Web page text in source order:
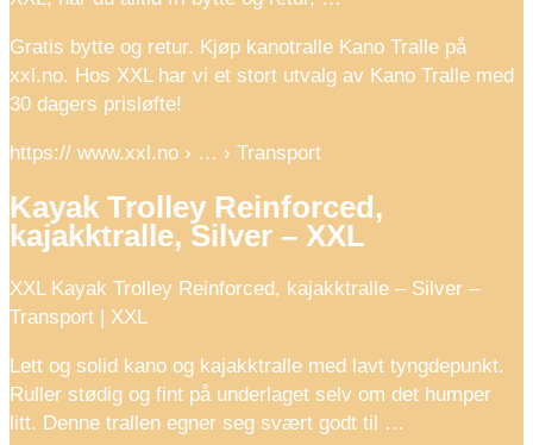
Gratis bytte og retur. Kjøp kanotralle Kano Tralle på
xxl.no. Hos XXL har vi et stort utvalg av Kano Tralle med
30 dagers prisløfte!
https:// www.xxl.no › … › Transport
Kayak Trolley Reinforced,
kajakktralle, Silver – XXL
XXL Kayak Trolley Reinforced, kajakktralle – Silver –
Transport | XXL
Lett og solid kano og kajakktralle med lavt tyngdepunkt.
Ruller stødig og fint på underlaget selv om det humper
litt. Denne trallen egner seg svært godt til …